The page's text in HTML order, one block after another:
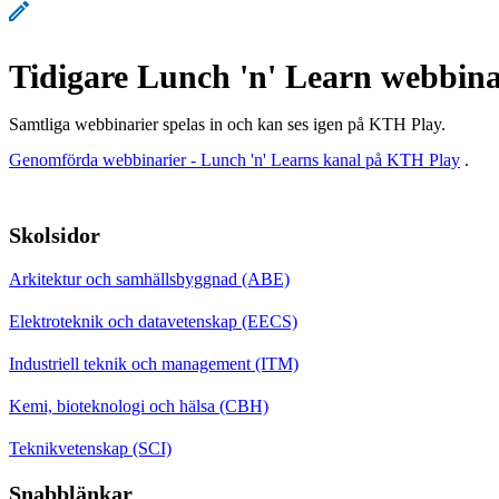
Tidigare Lunch 'n' Learn
Samtliga webbinarier spelas in och kan ses igen på KTH Play.
Genomförda webbinarier - Lunch 'n' Learns kanal på KTH Play .
Skolsidor
Arkitektur och samhällsbyggnad (ABE)
Elektroteknik och datavetenskap (EECS)
Industriell teknik och management (ITM)
Kemi, bioteknologi och hälsa (CBH)
Teknikvetenskap (SCI)
Snabblänkar